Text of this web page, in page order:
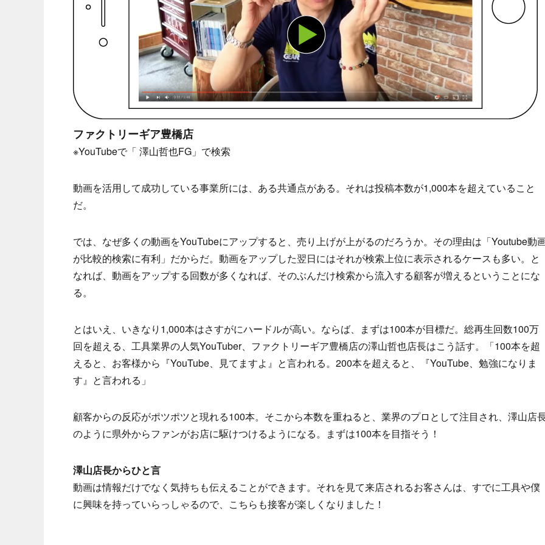
ファクトリーギア豊橋店
※YouTubeで「 澤山哲也FG」で検索
動画を活用して成功している事業所には、ある共通点がある。それは投稿本数が1,000本を超えていること
だ。
では、なぜ多くの動画をYouTubeにアップすると、売り上げが上がるのだろうか。その理由は「Youtube動
が比較的検索に有利」だからだ。動画をアップした翌日にはそれが検索上位に表示されるケースも多い。と
なれば、動画をアップする回数が多くなれば、そのぶんだけ検索から流入する顧客が増えるということにな
る。
とはいえ、いきなり1,000本はさすがにハードルが高い。ならば、まずは100本が目標だ。総再生回数100万
回を超える、工具業界の人気YouTuber、ファクトリーギア豊橋店の澤山哲也店長はこう話す。「100本を超
えると、お客様から『YouTube、見てますよ』と言われる。200本を超えると、『YouTube、勉強になりま
す』と言われる」
顧客からの反応がポツポツと現れる100本。そこから本数を重ねると、業界のプロとして注目され、澤山店
のように県外からファンがお店に駆けつけるようになる。まずは100本を目指そう！
澤山店長からひと言
動画は情報だけでなく気持ちも伝えることができます。それを見て来店されるお客さんは、すでに工具や僕
に興味を持っていらっしゃるので、こちらも接客が楽しくなりました！